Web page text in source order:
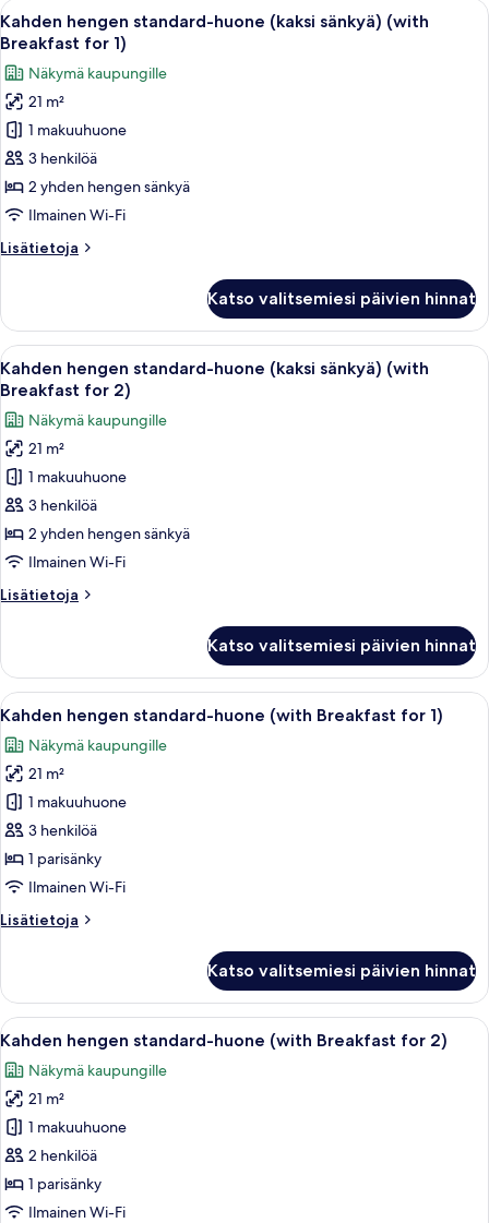
Breakfast
for
Semi)
Avaa
kaikki
huonetyypin
Kahden
hengen
standard-
huone
(kaksi
sänkyä)
Breakfast
kuvat
Pöytä on katettu erilaisilla
8
Kahden hengen standard-huone (kaksi sänkyä) (with
Breakfast for 1)
Näkymä kaupungille
21 m²
1 makuuhuone
3 henkilöä
2 yhden hengen sänkyä
Ilmainen Wi-Fi
Lisätietoja
Lisätietoja
standard-
huone
(kaksi
sänkyä)
Breakfast
for
1)
Katso valitsemiesi päivien hinnat
Avaa
kaikki
huonetyypin
Kahden
hengen
standard-
huone
(kaksi
sänkyä)
Breakfast
kuvat
Pöytä on katettu erilaisilla
8
Kahden hengen standard-huone (kaksi sänkyä) (with
Breakfast for 2)
Näkymä kaupungille
21 m²
1 makuuhuone
3 henkilöä
2 yhden hengen sänkyä
Ilmainen Wi-Fi
Lisätietoja
Lisätietoja
standard-
huone
(kaksi
(with
Breakfast
for
2)
Katso valitsemiesi päivien hinnat
Avaa
kaikki
huonetyypin
Kahden
hengen
standard-
huone
(with
for
Pöytä on katettu erilaisilla
6
Kahden hengen standard-huone (with Breakfast for 1)
Näkymä kaupungille
21 m²
1 makuuhuone
3 henkilöä
1 parisänky
Ilmainen Wi-Fi
Lisätietoja
Lisätietoja
standard-
huone
(with
for
1)
Katso valitsemiesi päivien hinnat
Avaa
kaikki
huonetyypin
Kahden
hengen
standard-
huone
(with
Pöytä on katettu erilaisilla
8
Kahden hengen standard-huone (with Breakfast for 2)
Näkymä kaupungille
21 m²
1 makuuhuone
2 henkilöä
1 parisänky
Ilmainen Wi-Fi